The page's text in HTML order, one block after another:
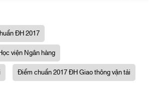
ĐH 2017
viện Ngân hàng
Điểm chuẩn 2017 ĐH Giao thông vận tải